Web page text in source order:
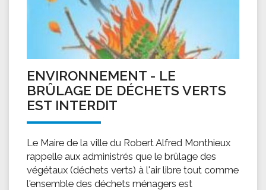
ENVIRONNEMENT - LE
BRÛLAGE DE DÉCHETS VERTS
EST INTERDIT
Le Maire de la ville du Robert Alfred Monthieux
rappelle aux administrés que le brûlage des
végétaux (déchets verts) à l'air libre tout comme
l'ensemble des déchets ménagers est